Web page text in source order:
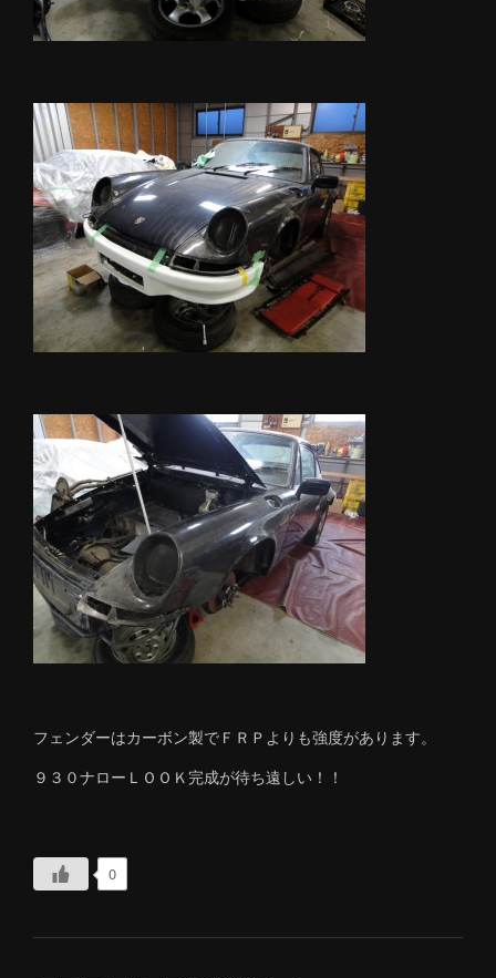
フェンダーはカーボン製でＦＲＰよりも強度があります。
９３０ナローＬＯＯＫ完成が待ち遠しい！！
0